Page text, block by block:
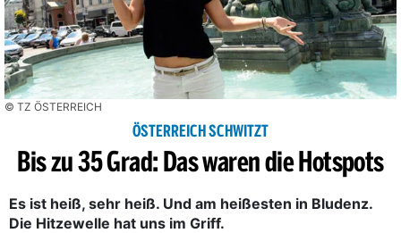
© TZ ÖSTERREICH
ÖSTERREICH SCHWITZT
Bis zu 35 Grad: Das waren die Hotspots
Es ist heiß, sehr heiß. Und am heißesten in Bludenz.
Die Hitzewelle hat uns im Griff.